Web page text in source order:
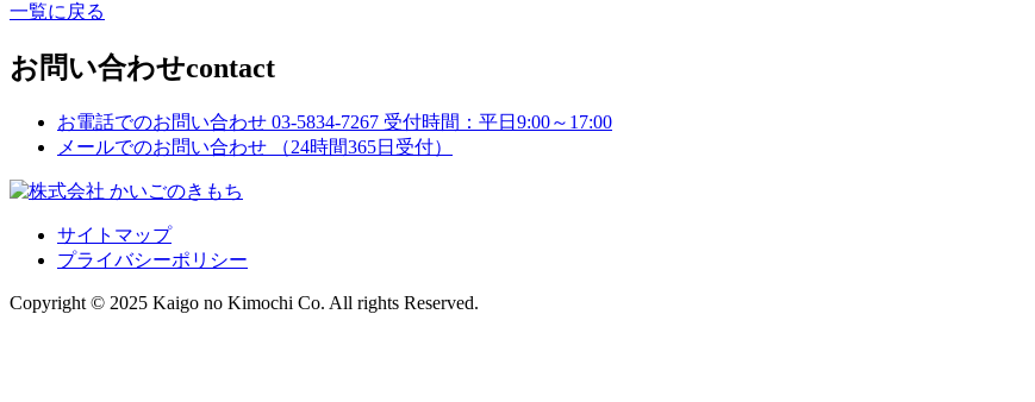
一覧に戻る
お問い合わせcontact
お電話でのお問い合わせ 03-5834-7267 受付時間：平日9:00～17:00
メールでのお問い合わせ
（24時間365日受付）
サイトマップ
プライバシーポリシー
Copyright © 2025 Kaigo no Kimochi Co. All rights Reserved.